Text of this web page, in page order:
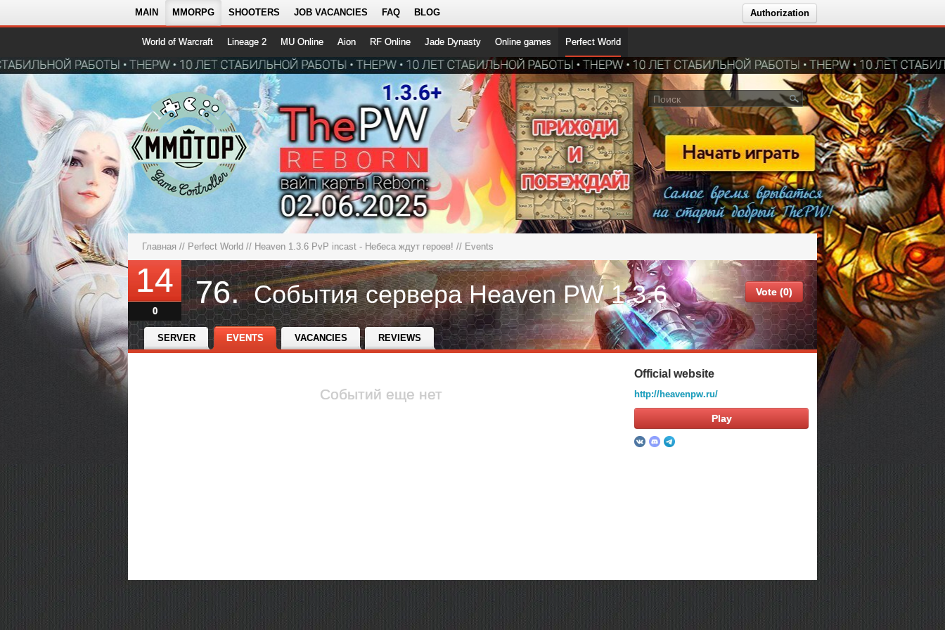
MAIN MMORPG SHOOTERS JOB VACANCIES FAQ BLOG Authorization
World of Warcraft Lineage 2 MU Online Aion RF Online Jade Dynasty Online games Perfect World
Главная // Perfect World // Heaven 1.3.6 PvP incast - Небеса ждут героев! // Events
14
0
76. События сервера Heaven PW 1.3.6 Vote (0)
SERVER EVENTS VACANCIES REVIEWS
Событий еще нет
Official website
http://heavenpw.ru/
Play